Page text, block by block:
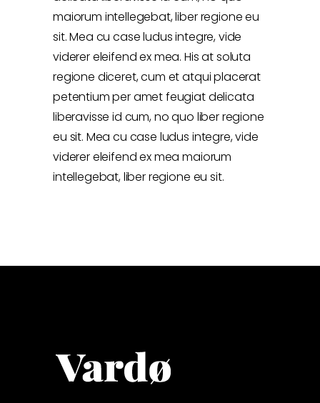
maiorum intellegebat, liber regione eu
sit. Mea cu case ludus integre, vide
viderer eleifend ex mea. His at soluta
regione diceret, cum et atqui placerat
petentium per amet feugiat delicata
liberavisse id cum, no quo liber regione
eu sit. Mea cu case ludus integre, vide
viderer eleifend ex mea maiorum
intellegebat, liber regione eu sit.